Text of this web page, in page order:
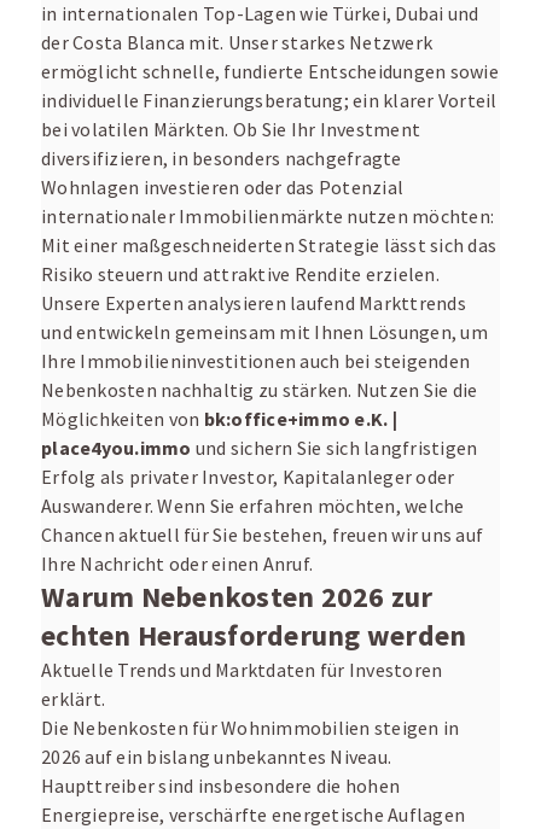
in internationalen Top-Lagen wie Türkei, Dubai und
der Costa Blanca mit. Unser starkes Netzwerk
ermöglicht schnelle, fundierte Entscheidungen sowie
individuelle Finanzierungsberatung; ein klarer Vorteil
bei volatilen Märkten. Ob Sie Ihr Investment
diversifizieren, in besonders nachgefragte
Wohnlagen investieren oder das Potenzial
internationaler Immobilienmärkte nutzen möchten:
Mit einer maßgeschneiderten Strategie lässt sich das
Risiko steuern und attraktive Rendite erzielen.
Unsere Experten analysieren laufend Markttrends
und entwickeln gemeinsam mit Ihnen Lösungen, um
Ihre Immobilieninvestitionen auch bei steigenden
Nebenkosten nachhaltig zu stärken. Nutzen Sie die
Möglichkeiten von bk:office+immo e.K. |
place4you.immo und sichern Sie sich langfristigen
Erfolg als privater Investor, Kapitalanleger oder
Auswanderer. Wenn Sie erfahren möchten, welche
Chancen aktuell für Sie bestehen, freuen wir uns auf
Ihre Nachricht oder einen Anruf.
Warum Nebenkosten 2026 zur
echten Herausforderung werden
Aktuelle Trends und Marktdaten für Investoren
erklärt.
Die Nebenkosten für Wohnimmobilien steigen in
2026 auf ein bislang unbekanntes Niveau.
Haupttreiber sind insbesondere die hohen
Energiepreise, verschärfte energetische Auflagen